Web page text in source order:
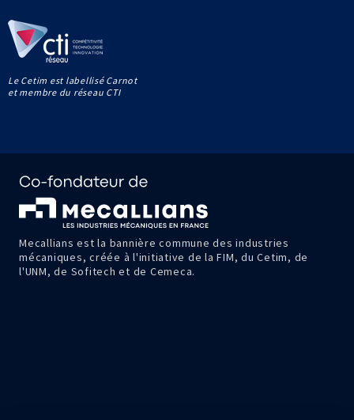
Le Cetim est labellisé Carnot
et membre du réseau CTI
Mecallians est la bannière commune des industries
mécaniques, créée à l'initiative de la FIM, du Cetim, de
l'UNM, de Sofitech et de Cemeca.